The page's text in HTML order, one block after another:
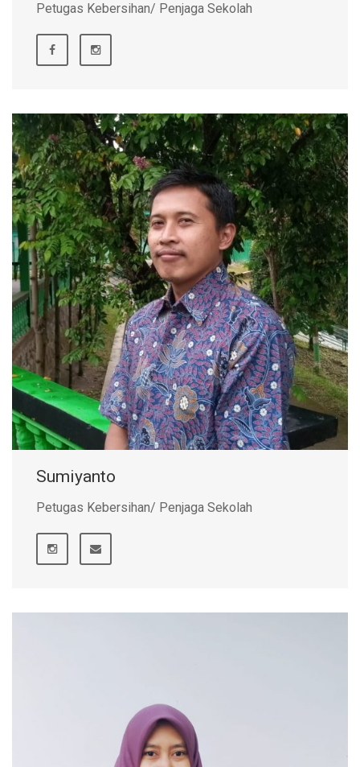
Petugas Kebersihan/ Penjaga Sekolah
Sumiyanto
Petugas Kebersihan/ Penjaga Sekolah